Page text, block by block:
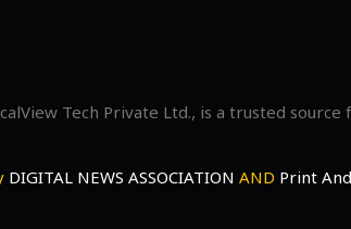
Tech Private Ltd., is a trusted
DIGITAL NEWS ASSOCIATION AND Print